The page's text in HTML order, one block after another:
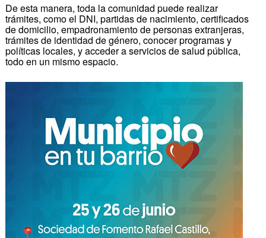
De esta manera, toda la comunidad puede realizar
trámites, como el DNI, partidas de nacimiento, certificados
de domicilio, empadronamiento de personas extranjeras,
trámites de identidad de género, conocer programas y
políticas locales, y acceder a servicios de salud pública,
todo en un mismo espacio.